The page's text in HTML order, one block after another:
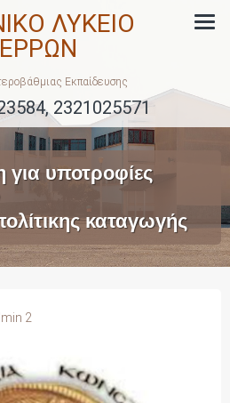
ΛΥΚΕΙΟ
Εκπαίδευσης
2321025571
υποτροφίες
καταγωγής
2